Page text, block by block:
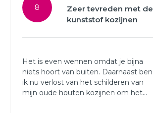
8
Zeer tevreden met de
kunststof kozijnen
Het is even wennen omdat je bijna
niets hoort van buiten. Daarnaast ben
ik nu verlost van het schilderen van
mijn oude houten kozijnen om het